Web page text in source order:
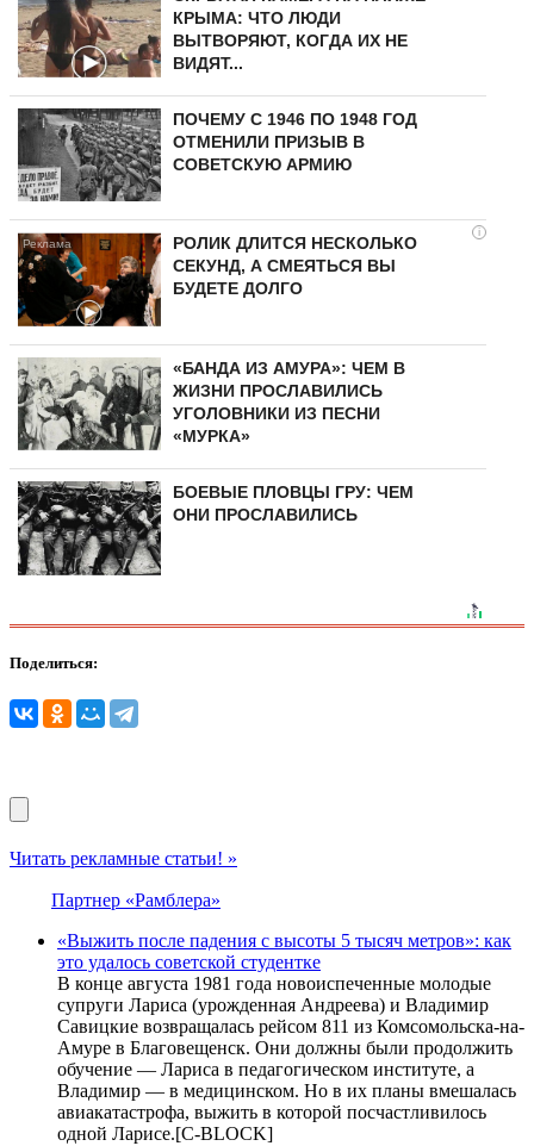
КРЫМА: ЧТО ЛЮДИ
ВЫТВОРЯЮТ, КОГДА ИХ НЕ
ВИДЯТ...
ПОЧЕМУ С 1946 ПО 1948 ГОД
ОТМЕНИЛИ ПРИЗЫВ В
СОВЕТСКУЮ АРМИЮ
i
РОЛИК ДЛИТСЯ НЕСКОЛЬКО
СЕКУНД, А СМЕЯТЬСЯ ВЫ
БУДЕТЕ ДОЛГО
«БАНДА ИЗ АМУРА»: ЧЕМ В
ЖИЗНИ ПРОСЛАВИЛИСЬ
УГОЛОВНИКИ ИЗ ПЕСНИ
«МУРКА»
БОЕВЫЕ ПЛОВЦЫ ГРУ: ЧЕМ
ОНИ ПРОСЛАВИЛИСЬ
Поделиться:
Читать рекламные статьи! »
Партнер «Рамблера»
«Выжить после падения с высоты 5 тысяч метров»: как
это удалось советской студентке
В конце августа 1981 года новоиспеченные молодые
супруги Лариса (урожденная Андреева) и Владимир
Савицкие возвращалась рейсом 811 из Комсомольска-на-
Амуре в Благовещенск. Они должны были продолжить
обучение — Лариса в педагогическом институте, а
Владимир — в медицинском. Но в их планы вмешалась
авиакатастрофа, выжить в которой посчастливилось
одной Ларисе.[С-BLOCK]